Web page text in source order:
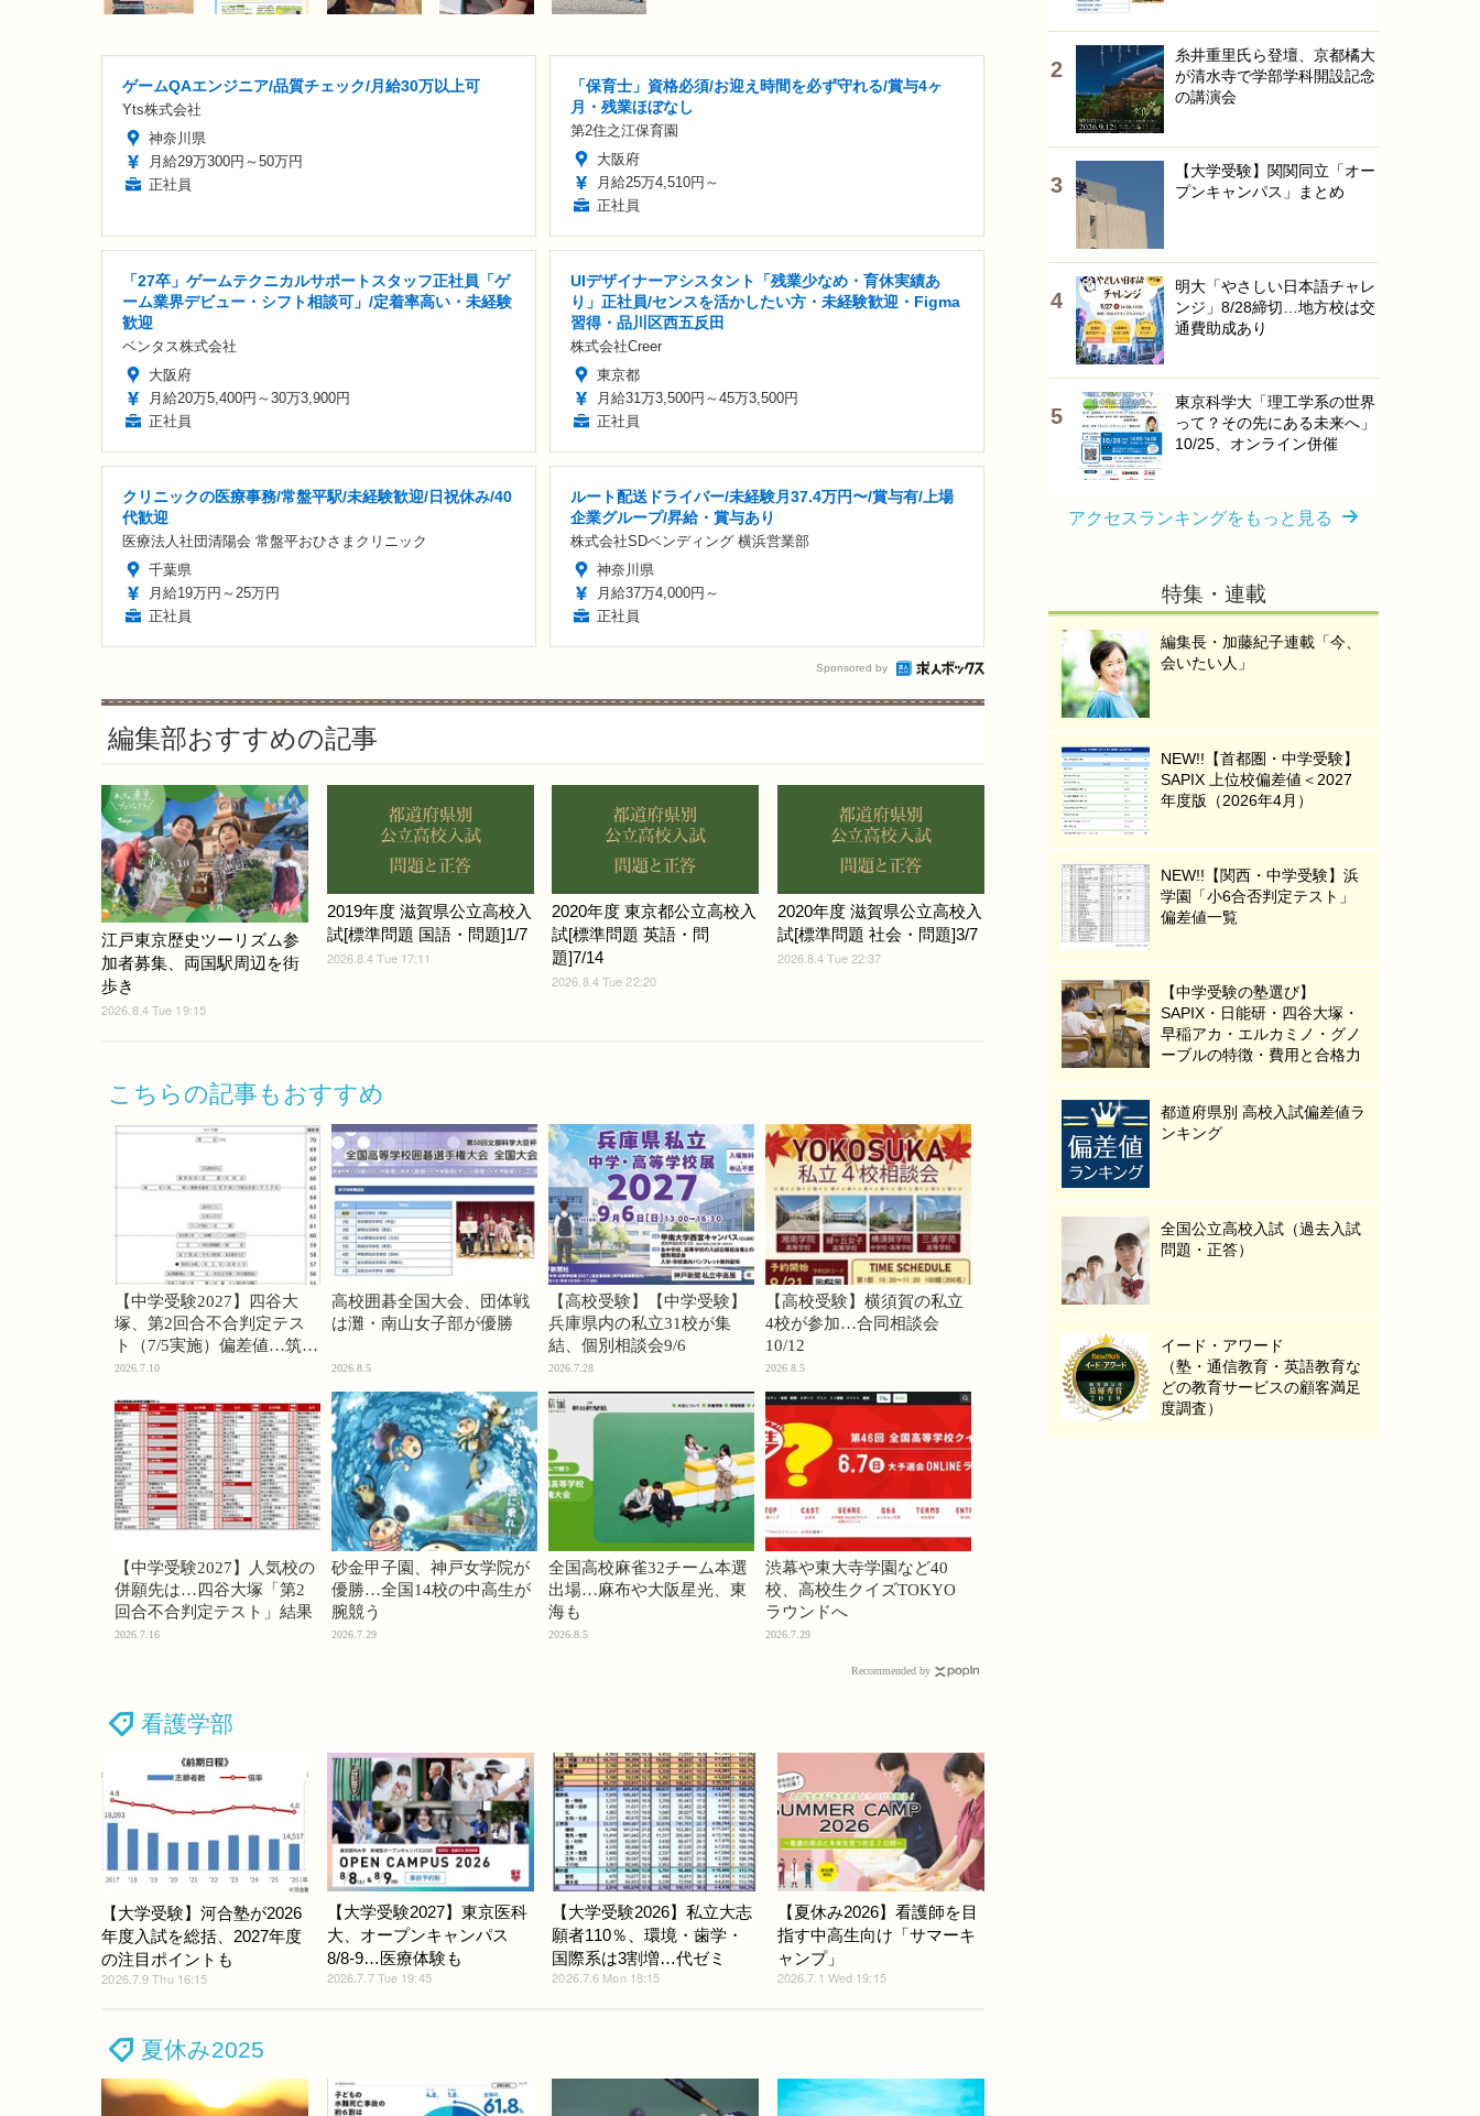
ゲームQAエンジニア/品質チェック/月給30万以上可
Yts株式会社
神奈川県
月給29万300円～50万円
正社員
「保育士」資格必須/お迎え時間を必ず守れる/賞与4ヶ
月・残業ほぼなし
第2住之江保育園
大阪府
月給25万4,510円～
正社員
「27卒」ゲームテクニカルサポートスタッフ正社員「ゲ
ーム業界デビュー・シフト相談可」/定着率高い・未経験
歓迎
ベンタス株式会社
大阪府
月給20万5,400円～30万3,900円
正社員
UIデザイナーアシスタント「残業少なめ・育休実績あ
り」正社員/センスを活かしたい方・未経験歓迎・Figma
習得・品川区西五反田
株式会社Creer
東京都
月給31万3,500円～45万3,500円
正社員
クリニックの医療事務/常盤平駅/未経験歓迎/日祝休み/40
代歓迎
医療法人社団清陽会 常盤平おひさまクリニック
千葉県
月給19万円～25万円
正社員
ルート配送ドライバー/未経験月37.4万円〜/賞与有/上場
企業グループ/昇給・賞与あり
株式会社SDベンディング 横浜営業部
神奈川県
月給37万4,000円～
正社員
Sponsored by
編集部おすすめの記事
江戸東京歴史ツーリズム参
加者募集、両国駅周辺を街
歩き
2026.8.4 Tue 19:15
2019年度 滋賀県公立高校入
試[標準問題 国語・問題]1/7
2026.8.4 Tue 17:11
2020年度 東京都公立高校入
試[標準問題 英語・問
題]7/14
2026.8.4 Tue 22:20
2020年度 滋賀県公立高校入
試[標準問題 社会・問題]3/7
2026.8.4 Tue 22:37
こちらの記事もおすすめ
【中学受験2027】四谷大
塚、第2回合不合判定テス
ト（7/5実施）偏差値…筑駒
74・桜蔭70＜PR＞
2026.7.10
高校囲碁全国大会、団体戦
は灘・南山女子部が優勝
2026.8.5
【高校受験】【中学受験】
兵庫県内の私立31校が集
結、個別相談会9/6
2026.7.28
【高校受験】横須賀の私立
4校が参加…合同相談会
10/12
2026.8.5
【中学受験2027】人気校の
併願先は…四谷大塚「第2
回合不合判定テスト」結果
2026.7.16
砂金甲子園、神戸女学院が
優勝…全国14校の中高生が
腕競う
2026.7.29
全国高校麻雀32チーム本選
出場…麻布や大阪星光、東
海も
2026.8.5
渋幕や東大寺学園など40
校、高校生クイズTOKYO
ラウンドへ
2026.7.29
Recommended by
看護学部
【大学受験】河合塾が2026
年度入試を総括、2027年度
の注目ポイントも
2026.7.9 Thu 16:15
【大学受験2027】東京医科
大、オープンキャンパス
8/8-9…医療体験も
2026.7.7 Tue 19:45
【大学受験2026】私立大志
願者110％、環境・歯学・
国際系は3割増…代ゼミ
2026.7.6 Mon 18:15
【夏休み2026】看護師を目
指す中高生向け「サマーキ
ャンプ」
2026.7.1 Wed 19:15
夏休み2025
糸井重里氏ら登壇、京都橘大
が清水寺で学部学科開設記念
の講演会
【大学受験】関関同立「オー
プンキャンパス」まとめ
明大「やさしい日本語チャレ
ンジ」8/28締切…地方校は交
通費助成あり
東京科学大「理工学系の世界
って？その先にある未来へ」
10/25、オンライン併催
アクセスランキングをもっと見る
特集・連載
編集長・加藤紀子連載「今、
会いたい人」
NEW!!【首都圏・中学受験】
SAPIX 上位校偏差値＜2027
年度版（2026年4月）
NEW!!【関西・中学受験】浜
学園「小6合否判定テスト」
偏差値一覧
【中学受験の塾選び】
SAPIX・日能研・四谷大塚・
早稲アカ・エルカミノ・グノ
ーブルの特徴・費用と合格力
都道府県別 高校入試偏差値ラ
ンキング
全国公立高校入試（過去入試
問題・正答）
イード・アワード
（塾・通信教育・英語教育な
どの教育サービスの顧客満足
度調査）